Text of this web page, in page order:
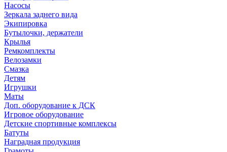
Насосы
Зеркала заднего вида
Экипировка
Бутылочки, держатели
Крылья
Ремкомплекты
Велозамки
Смазка
Детям
Игрушки
Маты
Доп. оборудование к ДСК
Игровое оборудование
Детские спортивные комплексы
Батуты
Наградная продукция